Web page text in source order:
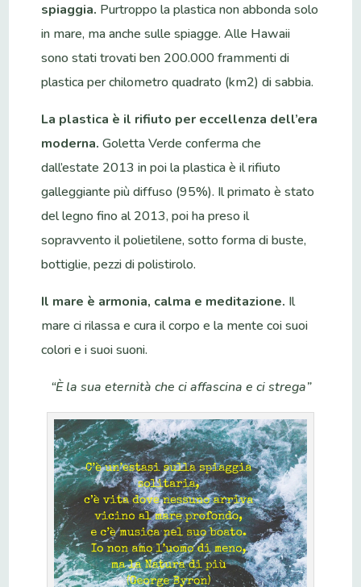
spiaggia. Purtroppo la plastica non abbonda solo
in mare, ma anche sulle spiagge. Alle Hawaii
sono stati trovati ben 200.000 frammenti di
plastica per chilometro quadrato (km2) di sabbia.
La plastica è il rifiuto per eccellenza dell’era
moderna.Goletta Verde conferma che
dall’estate 2013 in poi la plastica è il rifiuto
galleggiante più diffuso (95%). Il primato è stato
del legno fino al 2013, poi ha preso il
sopravvento il polietilene, sotto forma di buste,
bottiglie, pezzi di polistirolo.
Il mare è armonia, calma e meditazione. Il
mare ci rilassa e cura il corpo e la mente coi suoi
colori e i suoi suoni.
“È la sua eternità che ci affascina e ci strega”